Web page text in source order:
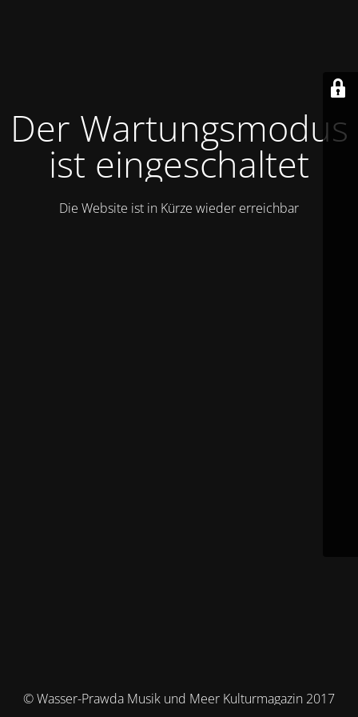
Der Wartungsmodus
ist eingeschaltet
Die Website ist in Kürze wieder erreichbar
© Wasser-Prawda Musik und Meer Kulturmagazin 2017